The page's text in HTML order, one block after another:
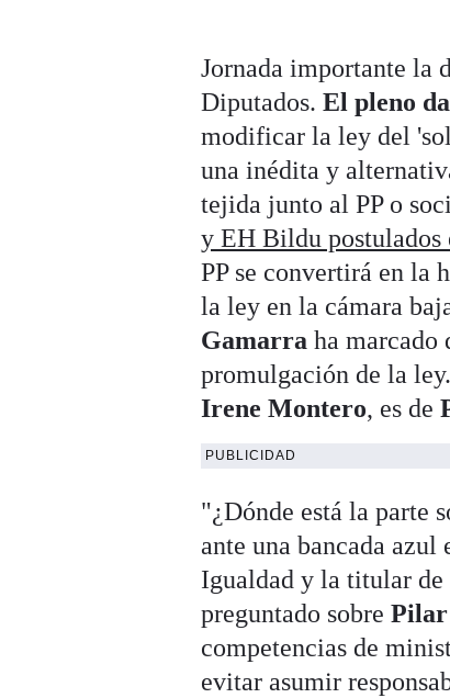
Jornada importante la
Diputados.El pleno
modificar la ley del
una inédita y
tejida junto al PP o
y EH Bildu postulados
PP se convertirá en la
la ley en la cámara
Gamarraha marcado
promulgación de la
Irene Montero, es de
PUBLICIDAD
"¿Dónde está la parte
ante una bancada azul
Igualdad y la titular
preguntado sobre
competencias de
evitar asumir